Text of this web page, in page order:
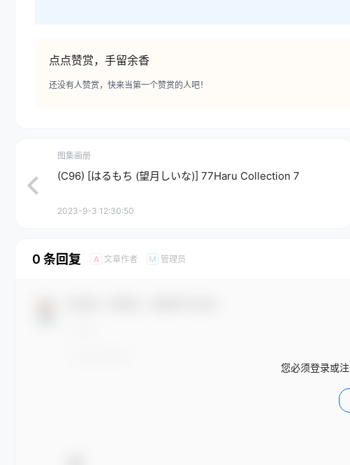
点点赞赏，手留余香
还没有人赞赏，快来当第一个赞赏的人吧！
图集画册
(C96) [はるもち (望月しいな)] 77Haru Collection 7
2023-9-3 12:30:50
0 条回复 A 文章作者 M 管理员
您必须登录或